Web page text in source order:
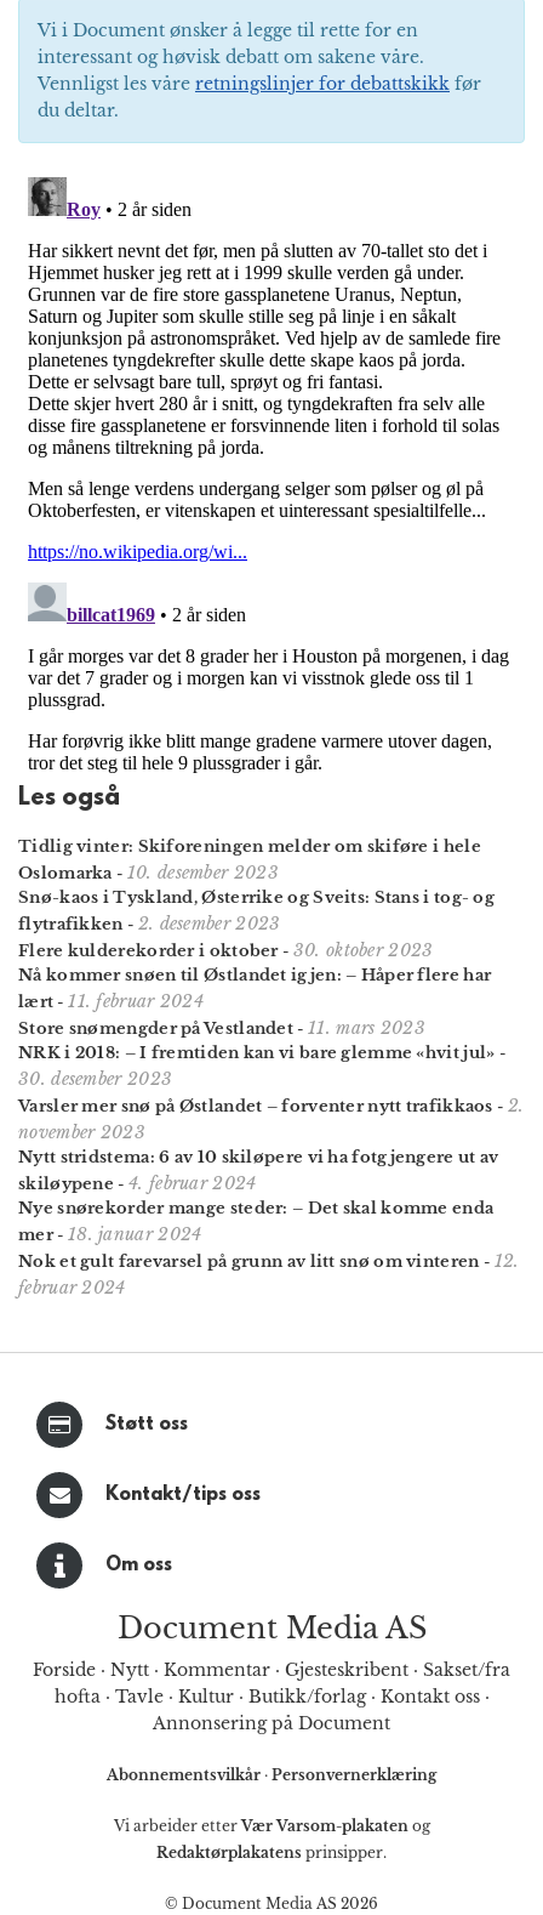
Vi i Document ønsker å legge til rette for en
interessant og høvisk debatt om sakene våre.
Vennligst les våre retningslinjer for debattskikk før
du deltar.
Les også
Tidlig vinter: Skiforeningen melder om skiføre i hele
Oslomarka - 10. desember 2023
Snø-kaos i Tyskland, Østerrike og Sveits: Stans i tog- og
flytrafikken - 2. desember 2023
Flere kulderekorder i oktober- 30. oktober 2023
Nå kommer snøen til Østlandet igjen: – Håper flere har
lært - 11. februar 2024
Store snømengder på Vestlandet - 11. mars 2023
NRK i 2018: – I fremtiden kan vi bare glemme «hvit jul» -
30. desember 2023
Varsler mer snø på Østlandet – forventer nytt trafikkaos - 2.
november 2023
Nytt stridstema: 6 av 10 skiløpere vi ha fotgjengere ut av
skiløypene - 4. februar 2024
Nye snørekorder mange steder: – Det skal komme enda
mer- 18. januar 2024
Nok et gult farevarsel på grunn av litt snø om vinteren - 12.
februar 2024
Støtt oss
Kontakt/tips oss
Om oss
Document Media AS
Forside · Nytt · Kommentar · Gjesteskribent · Sakset/fra
hofta· Tavle· Kultur· Butikk/forlag· Kontakt oss·
Annonsering på Document
Abonnementsvilkår · Personvernerklæring
Vi arbeider etterVær Varsom-plakatenog
Redaktørplakatens prinsipper.
© Document Media AS 2026